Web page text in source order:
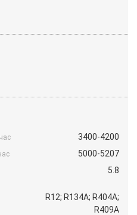
3400-4200
5000-5207
5.8
R12; R134A; R404A;
R409A